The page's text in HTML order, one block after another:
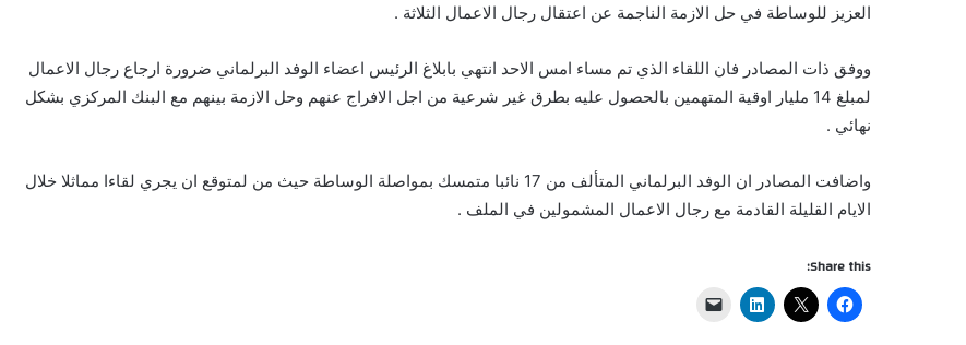
العزيز للوساطة في حل الازمة الناجمة عن اعتقال رجال الاعمال الثلاثة .
ووفق ذات المصادر فان اللقاء الذي تم مساء امس الاحد انتهي بابلاغ الرئيس اعضاء الوفد البرلماني ضرورة ارجاع رجال الاعمال
لمبلغ 14 مليار اوقية المتهمين بالحصول عليه بطرق غير شرعية من اجل الافراج عنهم وحل الازمة بينهم مع البنك المركزي بشكل
نهائي .
واضافت المصادر ان الوفد البرلماني المتألف من 17 نائبا متمسك بمواصلة الوساطة حيث من لمتوقع ان يجري لقاءا مماثلا خلال
الايام القليلة القادمة مع رجال الاعمال المشمولين في الملف .
Share this: